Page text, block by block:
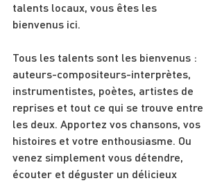
talents locaux, vous êtes les
bienvenus ici.
Tous les talents sont les bienvenus :
auteurs-compositeurs-interprètes,
instrumentistes, poètes, artistes de
reprises et tout ce qui se trouve entre
les deux. Apportez vos chansons, vos
histoires et votre enthousiasme. Ou
venez simplement vous détendre,
écouter et déguster un délicieux